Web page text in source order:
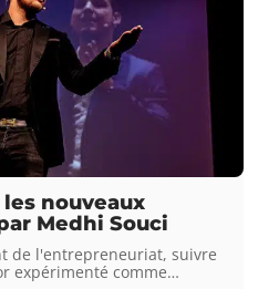
nouveaux
Medhi Souci
de l'entrepreneuriat, suivre
expérimenté comme…